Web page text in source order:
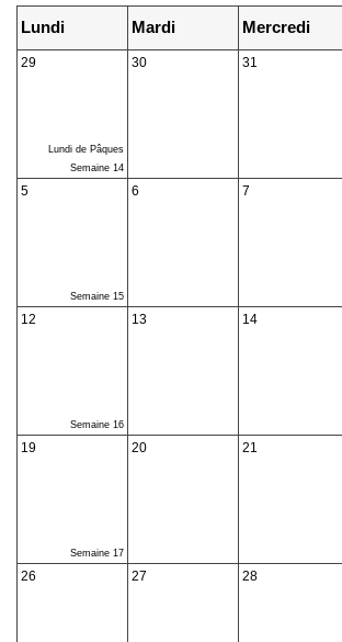
Lundi Mardi Mercredi
29
Lundi de Pâques
Semaine 14
30 31
5
Semaine 15
6 7
12
Semaine 16
13 14
19
Semaine 17
20 21
26 27 28